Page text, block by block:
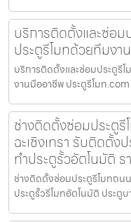
บริการติดตั้งและซ่อ
ประตูรีโมทด้วยทีมงา
บริการติดตั้งและซ่อมประตูรี
งานมืออาชีพ ประตูรีโมท
ช่างติดตั้งซ่อมประตู
ฉะเชิงเทรา รับติดตั้ง
ทำประตูรั้วอัตโนมัติ ร
ช่างติดตั้งซ่อมประตูรีโมทถน
ประตูรั้วรีโมทอัตโนมัติ ประตู